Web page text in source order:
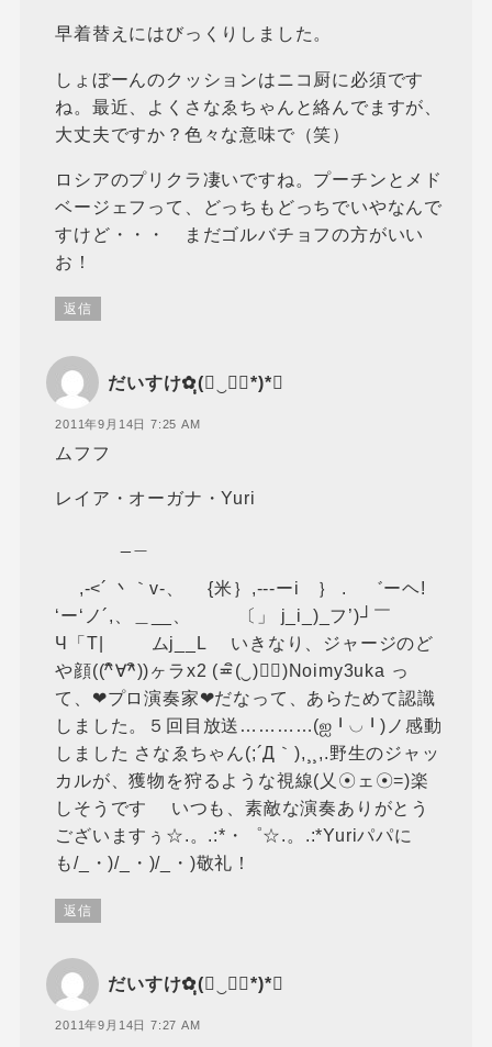
早着替えにはびっくりしました。
しょぼーんのクッションはニコ厨に必須です
ね。最近、よくさなゑちゃんと絡んでますが、
大丈夫ですか？色々な意味で（笑）
ロシアのプリクラ凄いですね。プーチンとメド
ベージェフって、どっちもどっちでいやなんで
すけど・・・ まだゴルバチョフの方がいい
お！
返信
だいすけ✿ฺฺ(◡‿◡ฺ*)*❤
2011年9月14日 7:25 AM
ムフフ
レイア・オーガナ・Yuri
,-<´ 丶｀v-、 {米｝,-‐‐ーi ｝ . ゛ーヘ!
‘ー‘ノ´,、＿__、 〔」 j_i_)_フ’)┘￣
Ч「Τ| ムj__Lゝ いきなり、ジャージのど
や顔((^ิ∀^ิ))ヶラx2 (≖ิ(‿)≖ิ)Noimy3uka っ
て、❤プロ演奏家❤だなって、あらためて認識
しました。５回目放送…………(ஐ╹◡╹)ノ感動
しました さなゑちゃん(;´Д｀),¸¸,.野生のジャッ
カルが、獲物を狩るような視線(乂☉ェ☉=)楽
しそうです いつも、素敵な演奏ありがとう
ございますぅ☆.。.:*・゜☆.。.:*Yuriパパに
も/_・)/_・)/_・)敬礼！
返信
だいすけ✿ฺฺ(◡‿◡ฺ*)*❤
2011年9月14日 7:27 AM